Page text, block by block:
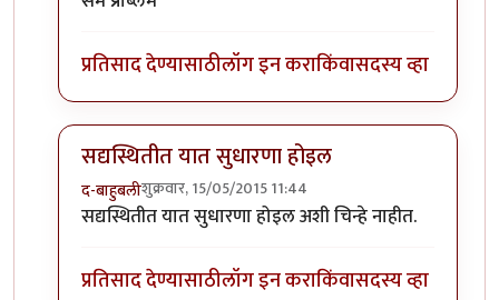
प्रतिसाद देण्यासाठीलॉग इन कराकिंवासदस्य व्हा
सद्यस्थितीत यात सुधारणा होइल
द-बाहुबलीशुक्रवार, 15/05/2015 11:44
In reply toजर प्रतिसाद खुप असतील (एकाbyमराठी_माणूस
सद्यस्थितीत यात सुधारणा होइल अशी चिन्हे नाहीत.
प्रतिसाद देण्यासाठीलॉग इन कराकिंवासदस्य व्हा